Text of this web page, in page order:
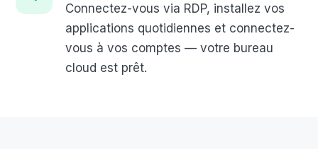
Connectez-vous via RDP, installez vos
applications quotidiennes et connectez-
vous à vos comptes — votre bureau
cloud est prêt.